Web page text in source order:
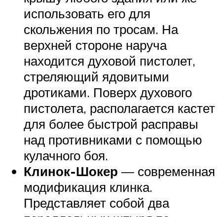
использовать его для
скольжения по тросам. На
верхней стороне наруча
находится духовой пистолет,
стреляющий ядовитыми
дротиками. Поверх духового
пистолета, располагается кастет
для более быстрой расправы
над противниками с помощью
кулачного боя.
Клинок-Шокер — современная
модификация клинка.
Представляет собой два